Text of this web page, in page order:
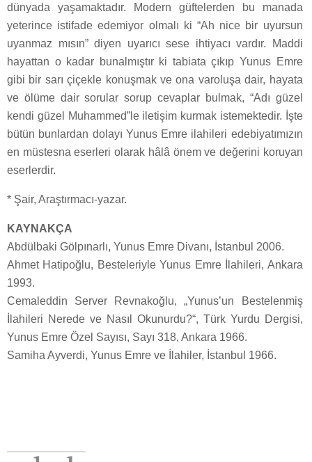
dünyada yaşamaktadır. Modern güftelerden bu manada
yeterince istifade edemiyor olmalı ki “Ah nice bir uyursun
uyanmaz mısın” diyen uyarıcı sese ihtiyacı vardır. Maddi
hayattan o kadar bunalmıştır ki tabiata çıkıp Yunus Emre
gibi bir sarı çiçekle konuşmak ve ona varoluşa dair, hayata
ve ölüme dair sorular sorup cevaplar bulmak, “Adı güzel
kendi güzel Muhammed”le iletişim kurmak istemektedir. İşte
bütün bunlardan dolayı Yunus Emre ilahileri edebiyatımızın
en müstesna eserleri olarak hâlâ önem ve değerini koruyan
eserlerdir.
* Şair, Araştırmacı-yazar.
KAYNAKÇA
Abdülbaki Gölpınarlı, Yunus Emre Divanı, İstanbul 2006.
Ahmet Hatipoğlu, Besteleriyle Yunus Emre İlahileri, Ankara
1993.
Cemaleddin Server Revnakoğlu, „Yunus’un Bestelenmiş
İlahileri Nerede ve Nasıl Okunurdu?“, Türk Yurdu Dergisi,
Yunus Emre Özel Sayısı, Sayı 318, Ankara 1966.
Samiha Ayverdi, Yunus Emre ve İlahiler, İstanbul 1966.